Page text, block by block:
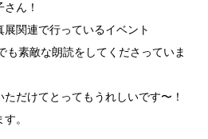
ん！
関連で行っているイベント
も素敵な朗読をしてくださっていま
だけてとってもうれしいです〜！
。